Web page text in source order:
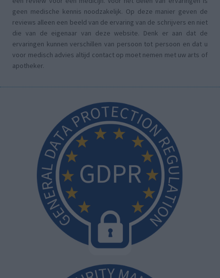
geen medische kennis noodzakelijk. Op deze manier geven de
reviews alleen een beeld van de ervaring van de schrijvers en niet
die van de eigenaar van deze website. Denk er aan dat de
ervaringen kunnen verschillen van persoon tot persoon en dat u
voor medisch advies altijd contact op moet nemen met uw arts of
apotheker.